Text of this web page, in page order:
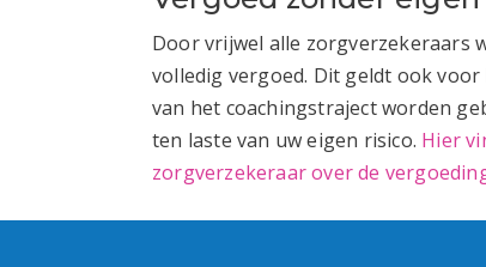
Door vrijwel alle zorgverzekeraars
volledig vergoed. Dit geldt ook
van het coachingstraject worden
ten laste van uw eigen risico. Hier
zorgverzekeraar over de